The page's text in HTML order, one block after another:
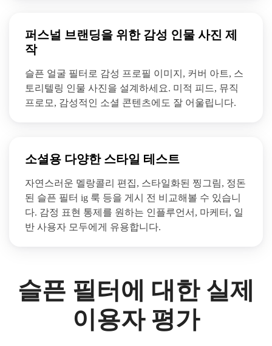
퍼스널 브랜딩을 위한 감성 인물 사진 제
작
슬픈 얼굴 필터로 감성 프로필 이미지, 커버 아트, 스
토리텔링 인물 사진을 설계하세요. 미적 피드, 뮤직
프로모, 감성적인 소셜 콘텐츠에도 잘 어울립니다.
소셜용 다양한 스타일 테스트
자연스러운 멜랑콜리 편집, 스타일화된 찡그림, 정돈
된 슬픈 필터 ig 룩 등을 게시 전 비교해볼 수 있습니
다. 감정 표현 통제를 원하는 인플루언서, 마케터, 일
반 사용자 모두에게 유용합니다.
슬픈 필터에 대한 실제
이용자 평가